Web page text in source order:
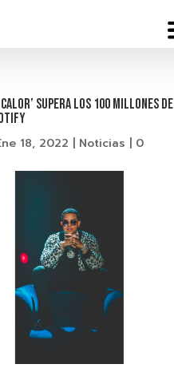
SUPERA LOS 100 MILLONES DE
18, 2022 Noticias
0